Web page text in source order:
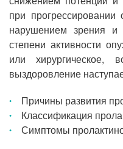
при
нарушением зрения и
степени активности
или хирургическое,
выздоровление
Причины развития
Классификация
Симптомы